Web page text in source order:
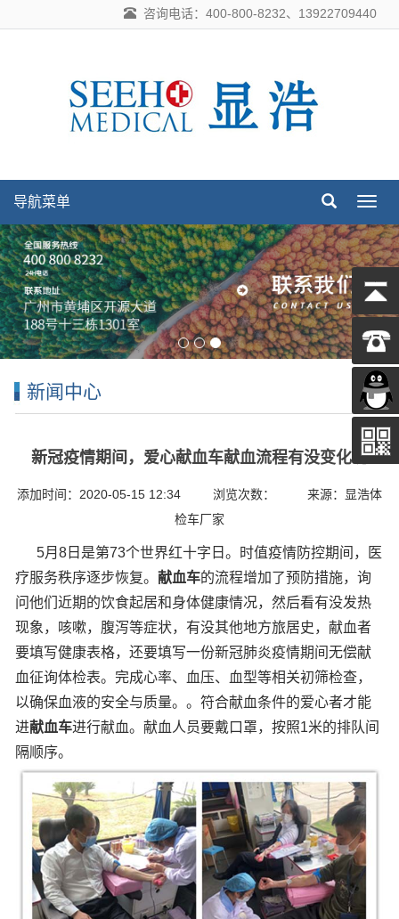
咨询电话：400-800-8232、13922709440
导
航
菜
单
导航菜单
新闻中心
新冠疫情期间，爱心献血车献血流程有没变化呢
添加时间：2020-05-15 12:34 浏览次数： 来源：显浩体
检车厂家
5月8日是第73个世界红十字日。时值疫情防控期间，医
疗服务秩序逐步恢复。 献血车的流程增加了预防措施，询
问他们近期的饮食起居和身体健康情况，然后看有没发热
现象，咳嗽，腹泻等症状，有没其他地方旅居史，献血者
要填写健康表格，还要填写一份新冠肺炎疫情期间无偿献
血征询体检表。完成心率、血压、血型等相关初筛检查，
以确保血液的安全与质量。。符合献血条件的爱心者才能
进献血车进行献血。献血人员要戴口罩，按照1米的排队间
隔顺序。